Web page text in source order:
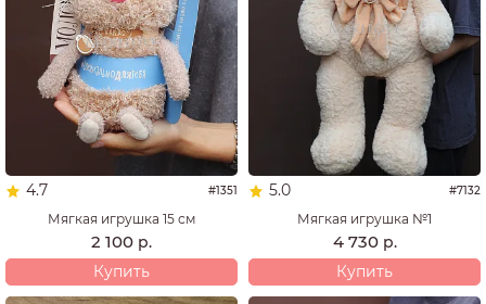
4.7 #1351
Мягкая игрушка 15 см
2 100 р.
Купить
5.0 #7132
Мягкая игрушка №1
4 730 р.
Купить